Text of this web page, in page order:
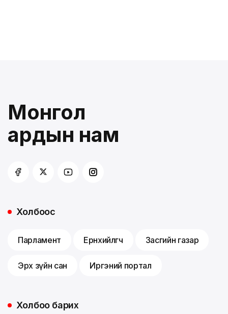
Монгол
ардын нам
Холбоос
Парламент Ерөнхийлөгч Засгийн газар
Эрх зүйн сан Иргэний портал
Холбоо барих